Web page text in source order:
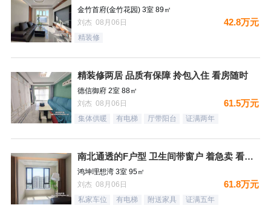
金竹首府(金竹花园) 3室 89㎡
刘杰 08月06日
42.8万元
精装修
精装修两居 品质有保障 拎包入住 看房随时
德信御府 2室 88㎡
刘杰 08月06日
61.5万元
集体供暖 有电梯 厅带阳台 证满两年
南北通透的F户型 卫生间带窗户 着急卖 看房随时
鸿坤理想湾 3室 95㎡
刘杰 08月06日
61.8万元
私家车位 有电梯 附送家具 证满五年